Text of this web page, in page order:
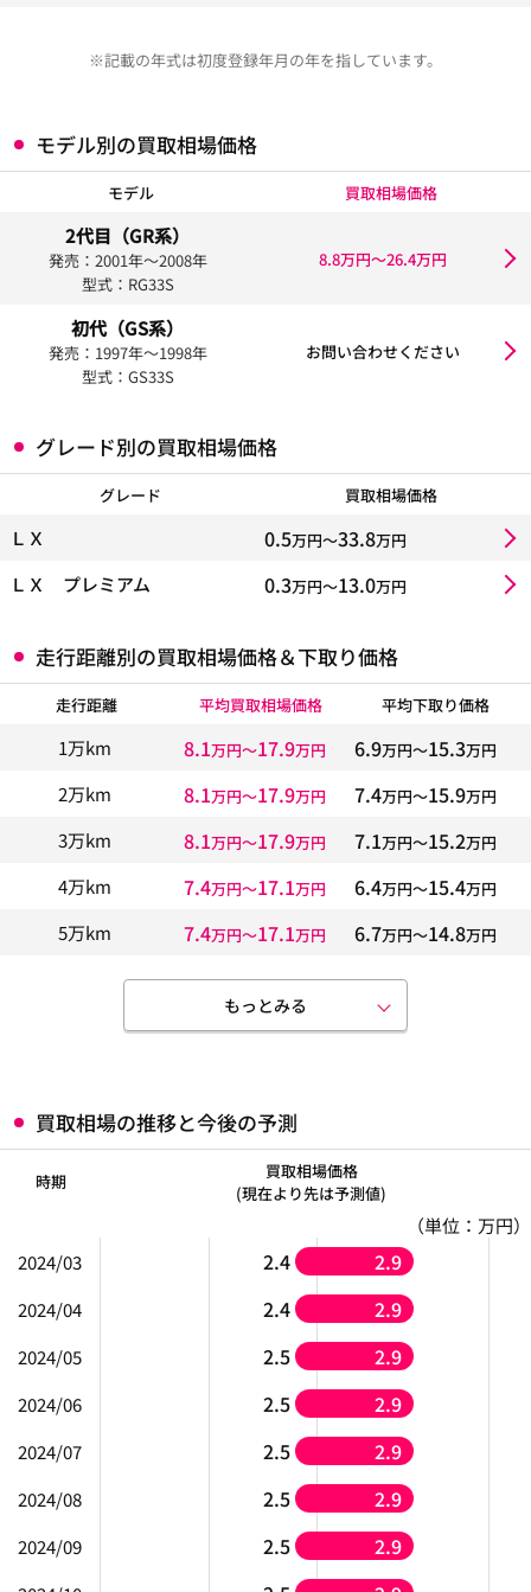
※記載の年式は初度登録年月の年を指しています。
モデル別の買取相場価格
モデル 買取相場価格
2代目（GR系）
発売：2001年〜2008年
型式：RG33S
8.8万円〜26.4万円
初代（GS系）
発売：1997年〜1998年
型式：GS33S
お問い合わせください
グレード別の買取相場価格
グレード 買取相場価格
ＬＸ 0.5万円〜33.8万円
ＬＸ プレミアム 0.3万円〜13.0万円
走行距離別の買取相場価格＆下取り価格
走行距離 平均買取相場価格 平均下取り価格
1万km 8.1万円〜17.9万円 6.9万円〜15.3万円
2万km 8.1万円〜17.9万円 7.4万円〜15.9万円
3万km 8.1万円〜17.9万円 7.1万円〜15.2万円
4万km 7.4万円〜17.1万円 6.4万円〜15.4万円
5万km 7.4万円〜17.1万円 6.7万円〜14.8万円
もっとみる
買取相場の推移と今後の予測
時期
買取相場価格
(現在より先は予測値)
（単位：万円）
2024/03
2.4 2.9
2024/04 2.4 2.9
2024/05 2.5 2.9
2024/06 2.5 2.9
2024/07 2.5 2.9
2024/08 2.5 2.9
2024/09 2.5 2.9